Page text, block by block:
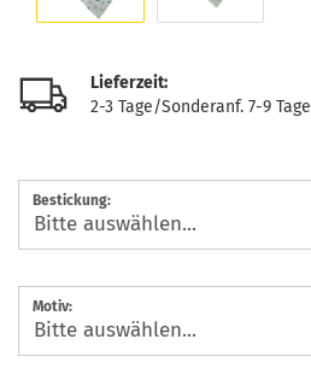
Lieferzeit:
2-3 Tage/Sonderanf. 7-9 Tage
Bestickung:
Motiv: